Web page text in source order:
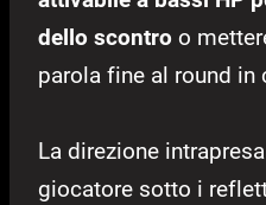
dello scontro o
parola fine al round in
La direzione
giocatore sotto i